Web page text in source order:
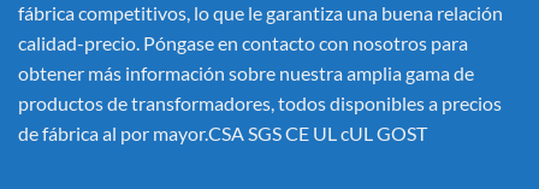
fábrica competitivos, lo que le garantiza una buena relación
calidad-precio. Póngase en contacto con nosotros para
obtener más información sobre nuestra amplia gama de
productos de transformadores, todos disponibles a precios
de fábrica al por mayor.CSA SGS CE UL cUL GOST